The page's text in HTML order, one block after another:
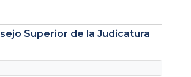
Superior de la Judicatura